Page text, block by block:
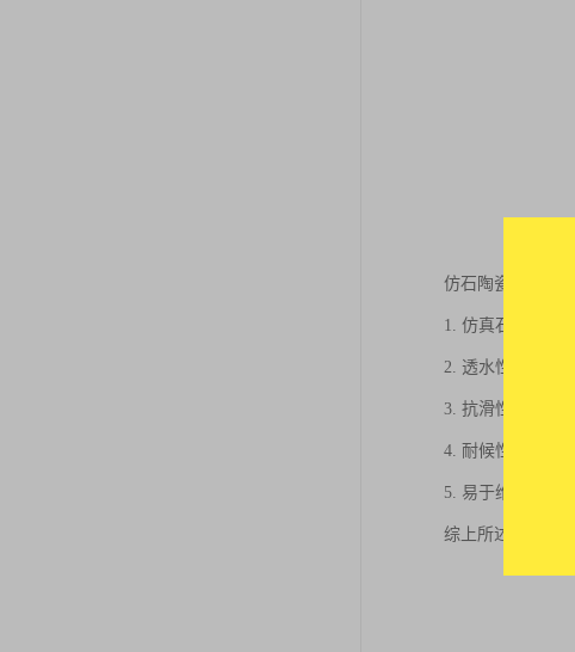
仿石陶瓷透水砖
1. 仿真石纹：仿
2. 透水性能：仿
3. 抗滑性能：仿
4. 耐候性：仿石
5. 易于维护：仿
综上所述，仿石